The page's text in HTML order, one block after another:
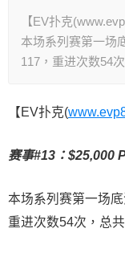
【EV扑克
本场系列赛第一场
117，重进次数54
【EV扑克(
赛事#13：$25,000
本场系列赛第一场
重进次数54次，总